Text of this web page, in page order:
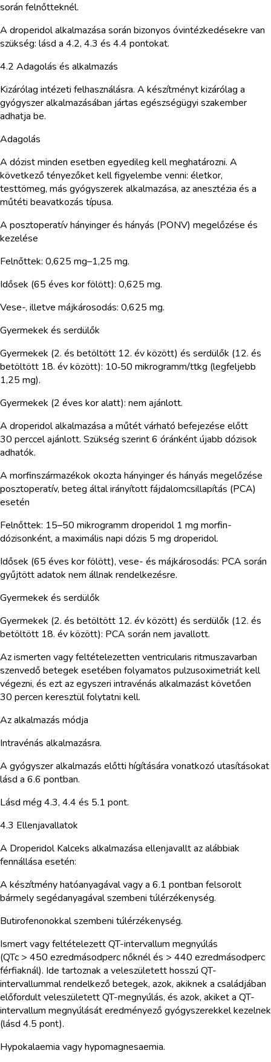
során felnőtteknél.
A droperidol alkalmazása során bizonyos óvintézkedésekre van
szükség: lásd a 4.2, 4.3 és 4.4 pontokat.
4.2 Adagolás és alkalmazás
Kizárólag intézeti felhasználásra. A készítményt kizárólag a
gyógyszer alkalmazásában jártas egészségügyi szakember
adhatja be.
Adagolás
A dózist minden esetben egyedileg kell meghatározni. A
következő tényezőket kell figyelembe venni: életkor,
testtömeg, más gyógyszerek alkalmazása, az anesztézia és a
műtéti beavatkozás típusa.
A posztoperatív hányinger és hányás (PONV) megelőzése és
kezelése
Felnőttek: 0,625 mg–1,25 mg.
Idősek (65 éves kor fölött): 0,625 mg.
Vese-, illetve májkárosodás: 0,625 mg.
Gyermekek és serdülők
Gyermekek (2. és betöltött 12. év között) és serdülők (12. és
betöltött 18. év között): 10‑50 mikrogramm/ttkg (legfeljebb
1,25 mg).
Gyermekek (2 éves kor alatt): nem ajánlott.
A droperidol alkalmazása a műtét várható befejezése előtt
30 perccel ajánlott. Szükség szerint 6 óránként újabb dózisok
adhatók.
A morfinszármazékok okozta hányinger és hányás megelőzése
posztoperatív, beteg által irányított fájdalomcsillapítás (PCA)
esetén
Felnőttek: 15–50 mikrogramm droperidol 1 mg morfin-
dózisonként, a maximális napi dózis 5 mg droperidol.
Idősek (65 éves kor fölött), vese- és májkárosodás: PCA során
gyűjtött adatok nem állnak rendelkezésre.
Gyermekek és serdülők
Gyermekek (2. és betöltött 12. év között) és serdülők (12. és
betöltött 18. év között): PCA során nem javallott.
Az ismerten vagy feltételezetten ventricularis ritmuszavarban
szenvedő betegek esetében folyamatos pulzusoximetriát kell
végezni, és ezt az egyszeri intravénás alkalmazást követően
30 percen keresztül folytatni kell.
Az alkalmazás módja
Intravénás alkalmazásra.
A gyógyszer alkalmazás előtti hígítására vonatkozó utasításokat
lásd a 6.6 pontban.
Lásd még 4.3, 4.4 és 5.1 pont.
4.3 Ellenjavallatok
A Droperidol Kalceks alkalmazása ellenjavallt az alábbiak
fennállása esetén:
A készítmény hatóanyagával vagy a 6.1 pontban felsorolt
bármely segédanyagával szembeni túlérzékenység.
Butirofenonokkal szembeni túlérzékenység.
Ismert vagy feltételezett QT-intervallum megnyúlás
(QTc > 450 ezredmásodperc nőknél és > 440 ezredmásodperc
férfiaknál). Ide tartoznak a veleszületett hosszú QT-
intervallummal rendelkező betegek, azok, akiknek a családjában
előfordult veleszületett QT-megnyúlás, és azok, akiket a QT-
intervallum megnyúlását eredményező gyógyszerekkel kezelnek
(lásd 4.5 pont).
Hypokalaemia vagy hypomagnesaemia.